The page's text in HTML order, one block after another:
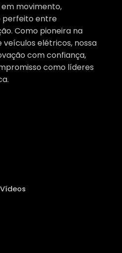
movimento,
perfeito entre
Como pioneira na
elétricos, nossa
com confiança,
como líderes